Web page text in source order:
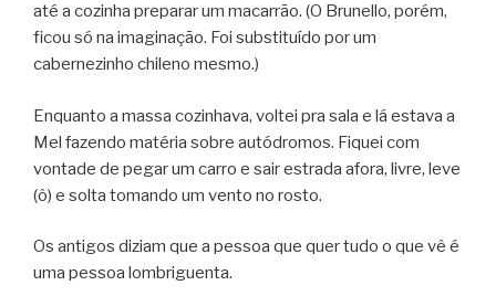
até a cozinha preparar um macarrão. (O Brunello, porém,
ficou só na imaginação. Foi substituído por um
cabernezinho chileno mesmo.)
Enquanto a massa cozinhava, voltei pra sala e lá estava a
Mel fazendo matéria sobre autódromos. Fiquei com
vontade de pegar um carro e sair estrada afora, livre, leve
(ô) e solta tomando um vento no rosto.
Os antigos diziam que a pessoa que quer tudo o que vê é
uma pessoa lombriguenta.